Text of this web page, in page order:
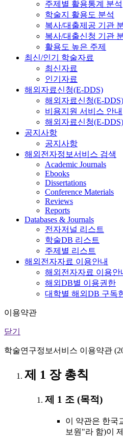
주제별 활용통계 분석
학술지 활용도 분석
복사/대출제공 기관
복사/대출신청 기관
활용도 높은 주제
최신/인기 학술자료
최신자료
인기자료
해외자료신청(E-DDS)
해외자료신청(E-
비용지원 서비스 안내
해외자료신청(E-DDS)
공지사항
공지사항
해외전자정보서비스 검색
Academic Journals
Ebooks
Dissertations
Conference Materials
Reviews
Reports
Databases & Journals
전자저널 리스트
학술DB 리스트
주제별 리스트
해외전자자료 이용안내
해외전자자료 이용안
해외DB별 이용권한
대학별 해외DB 구독
이용약관
닫기
학술연구정보서비스 이용약관
제 1 장 총칙
제 1 조 (목적)
이 약관은 한국
보원"라 함)이